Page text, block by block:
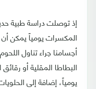
إذ توصلت دراسة طبية
المكسرات يومياً يمكن أن
أجسامنا جراء تناول
البطاطا المقلية أو
يومياً، إضافة إلى